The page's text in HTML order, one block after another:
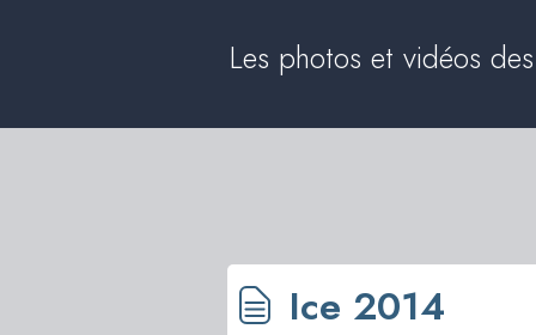
Les photos et vidéos
Ice 2014